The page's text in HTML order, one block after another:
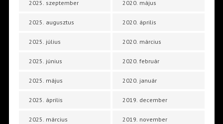
2025. szeptember
2025. augusztus
2025. július
2025. június
2025. május
2025. április
2025. március
2020. május
2020. április
2020. március
2020. február
2020. január
2019. december
2019. november